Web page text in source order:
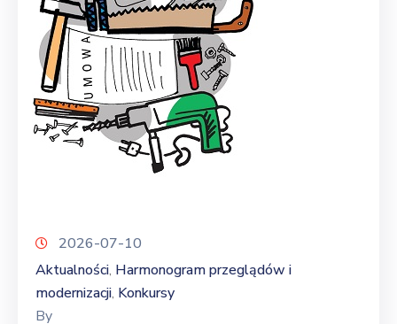
2026-07-10
Aktualności‚ Harmonogram przeglądów i
modernizacji‚ Konkursy
By